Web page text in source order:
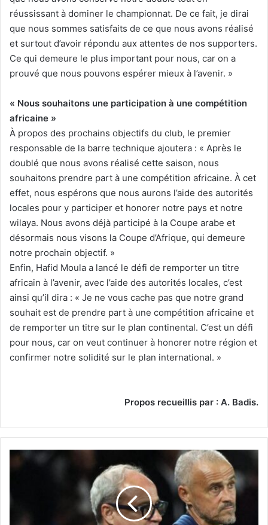
réussissant à dominer le championnat. De ce fait, je dirai
que nous sommes satisfaits de ce que nous avons réalisé
et surtout d’avoir répondu aux attentes de nos supporters.
Ce qui demeure le plus important pour nous, car on a
prouvé que nous pouvons espérer mieux à l’avenir. »
« Nous souhaitons une participation à une compétition
africaine »
À propos des prochains objectifs du club, le premier
responsable de la barre technique ajoutera : « Après le
doublé que nous avons réalisé cette saison, nous
souhaitons prendre part à une compétition africaine. À cet
effet, nous espérons que nous aurons l’aide des autorités
locales pour y participer et honorer notre pays et notre
wilaya. Nous avons déjà participé à la Coupe arabe et
désormais nous visons la Coupe d’Afrique, qui demeure
notre prochain objectif. »
Enfin, Hafid Moula a lancé le défi de remporter un titre
africain à l’avenir, avec l’aide des autorités locales, c’est
ainsi qu’il dira : « Je ne vous cache pas que notre grand
souhait est de prendre part à une compétition africaine et
de remporter un titre sur le plan continental. C’est un défi
pour nous, car on veut continuer à honorer notre région et
confirmer notre solidité sur le plan international. »
Propos recueillis par : A. Badis.
Arsenal
veut